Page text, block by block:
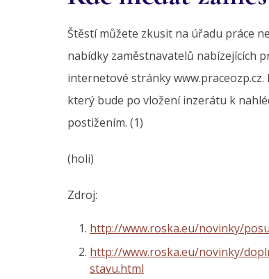
Štěstí můžete zkusit na úřadu práce
nabídky zaměstnavatelů nabízejících
internetové stránky
který bude po vložení inzerátu k
postižením. (1)
(holi)
Zdroj:
http://www.roska.eu/novinky/
http://www.roska.eu/novinky/
stavu.html